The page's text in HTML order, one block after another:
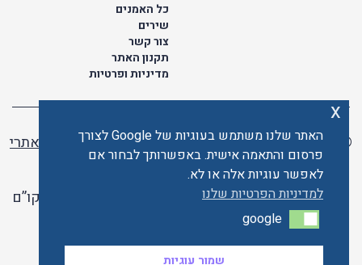
כל האמנים
שירים
צור קשר
תקנון האתר
מדיניות ופרטיות
© כל הזכויות שמורות לתו ישראלי | ליאור מזור -
בניית אתרי
וורדפרס
האתר פועל ברשיון אקו”ם
האתר שלנו משתמש בעוגיות של Google לצורך
פרסום והתאמה אישית. באפשרותך לבחור אם
לאפשר עוגיות אלה או לא.
למדיניות הפרטיות שלנו
google
google
שמור עוגיות
x